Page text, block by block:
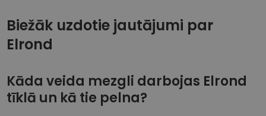
Biežāk uzdotie jautājumi par
Elrond
Kāda veida mezgli darbojas Elrond
tīklā un kā tie pelna?